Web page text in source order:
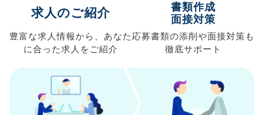
求人のご紹介
豊富な求人情報から、 あなた
に合った求人を ご紹介
書類作成
面接対策
応募書類の添削や面接対策も
徹底サポート